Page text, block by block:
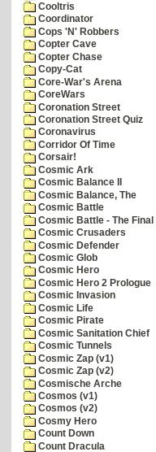
Cooltris
Coordinator
Cops 'N' Robbers
Copter Cave
Copter Chase
Copy-Cat
Core-War's Arena
CoreWars
Coronation Street
Coronation Street Quiz
Coronavirus
Corridor Of Time
Corsair!
Cosmic Ark
Cosmic Balance II
Cosmic Balance, The
Cosmic Battle
Cosmic Battle - The
Cosmic Crusaders
Cosmic Defender
Cosmic Glob
Cosmic Hero
Cosmic Hero 2 Prologue
Cosmic Invasion
Cosmic Life
Cosmic Pirate
Cosmic Sanitation Chief
Cosmic Tunnels
Cosmic Zap (v1)
Cosmic Zap (v2)
Cosmische Arche
Cosmos (v1)
Cosmos (v2)
Cosmy Hero
Count Down
Count Dracula